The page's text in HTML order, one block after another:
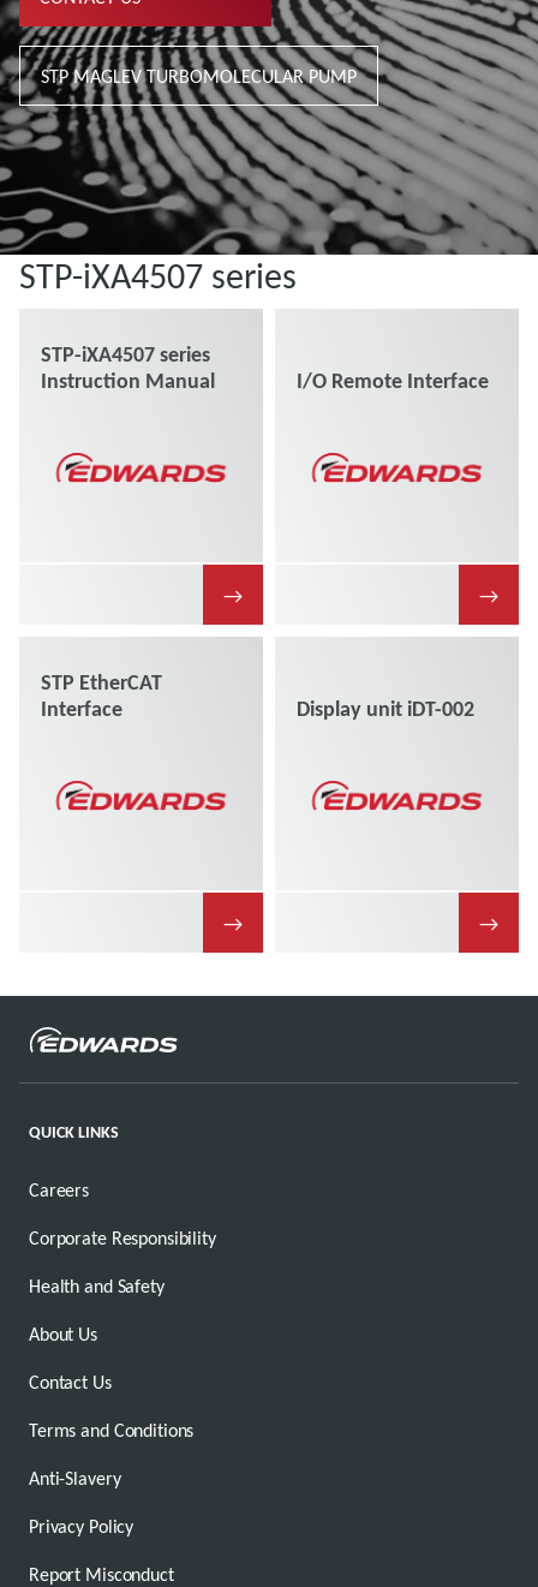
STP MAGLEV TURBOMOLECULAR PUMP
STP-iXA4507 series
STP-iXA4507 series
Instruction Manual
→
I/O Remote Interface
→
STP EtherCAT
Interface
→
Display unit iDT-002
→
QUICK LINKS
Careers
Corporate Responsibility
Health and Safety
About Us
Contact Us
Terms and Conditions
Anti-Slavery
Privacy Policy
Report Misconduct